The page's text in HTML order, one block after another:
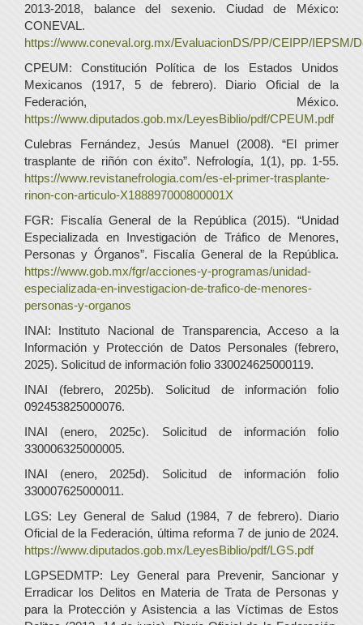
2013-2018, balance del sexenio. Ciudad de México:
CONEVAL.
https://www.coneval.org.mx/EvaluacionDS/PP/CEIPP/IEPSM/
CPEUM: Constitución Política de los Estados Unidos
Mexicanos (1917, 5 de febrero). Diario Oficial de la
Federación, México.
https://www.diputados.gob.mx/LeyesBiblio/pdf/CPEUM.pdf
Culebras Fernández, Jesús Manuel (2008). “El primer
trasplante de riñón con éxito”. Nefrología, 1(1), pp. 1-55.
https://www.revistanefrologia.com/es-el-primer-trasplante-
rinon-con-articulo-X188897000800001X
FGR: Fiscalía General de la República (2015). “Unidad
Especializada en Investigación de Tráfico de Menores,
Personas y Órganos”. Fiscalía General de la República.
https://www.gob.mx/fgr/acciones-y-programas/unidad-
especializada-en-investigacion-de-trafico-de-menores-
personas-y-organos
INAI: Instituto Nacional de Transparencia, Acceso a la
Información y Protección de Datos Personales (febrero,
2025). Solicitud de información folio 330024625000119.
INAI (febrero, 2025b). Solicitud de información folio
092453825000076.
INAI (enero, 2025c). Solicitud de información folio
330006325000005.
INAI (enero, 2025d). Solicitud de información folio
330007625000011.
LGS: Ley General de Salud (1984, 7 de febrero). Diario
Oficial de la Federación, última reforma 7 de junio de 2024.
https://www.diputados.gob.mx/LeyesBiblio/pdf/LGS.pdf
LGPSEDMTP: Ley General para Prevenir, Sancionar y
Erradicar los Delitos en Materia de Trata de Personas y
para la Protección y Asistencia a las Víctimas de Estos